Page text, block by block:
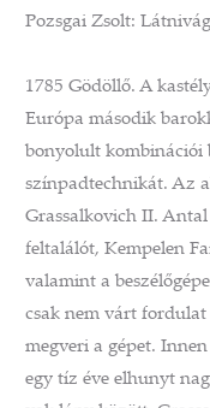
Pozsgai Zsolt:
1785 Gödöllő. A
Európa második
bonyolult
színpadtechnikát. Az
Grassalkovich II.
feltalálót, Kempelen
valamint a
csak nem várt
megveri a gépet.
egy tíz éve elhunyt